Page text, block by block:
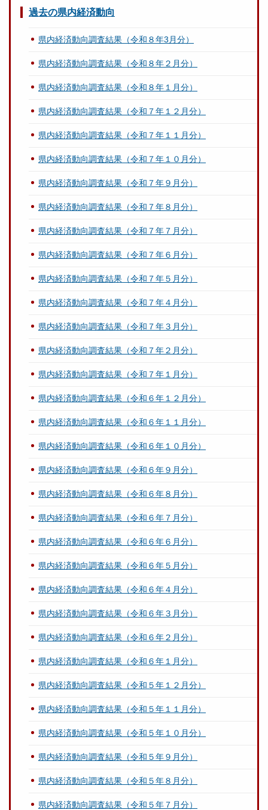
過去の県内経済動向
県内経済動向調査結果（令和８年3月分）
県内経済動向調査結果（令和８年２月分）
県内経済動向調査結果（令和８年１月分）
県内経済動向調査結果（令和７年１２月分）
県内経済動向調査結果（令和７年１１月分）
県内経済動向調査結果（令和７年１０月分）
県内経済動向調査結果（令和７年９月分）
県内経済動向調査結果（令和７年８月分）
県内経済動向調査結果（令和７年７月分）
県内経済動向調査結果（令和７年６月分）
県内経済動向調査結果（令和７年５月分）
県内経済動向調査結果（令和７年４月分）
県内経済動向調査結果（令和７年３月分）
県内経済動向調査結果（令和７年２月分）
県内経済動向調査結果（令和７年１月分）
県内経済動向調査結果（令和６年１２月分）
県内経済動向調査結果（令和６年１１月分）
県内経済動向調査結果（令和６年１０月分）
県内経済動向調査結果（令和６年９月分）
県内経済動向調査結果（令和６年８月分）
県内経済動向調査結果（令和６年７月分）
県内経済動向調査結果（令和６年６月分）
県内経済動向調査結果（令和６年５月分）
県内経済動向調査結果（令和６年４月分）
県内経済動向調査結果（令和６年３月分）
県内経済動向調査結果（令和６年２月分）
県内経済動向調査結果（令和６年１月分）
県内経済動向調査結果（令和５年１２月分）
県内経済動向調査結果（令和５年１１月分）
県内経済動向調査結果（令和５年１０月分）
県内経済動向調査結果（令和５年９月分）
県内経済動向調査結果（令和５年８月分）
県内経済動向調査結果（令和５年７月分）